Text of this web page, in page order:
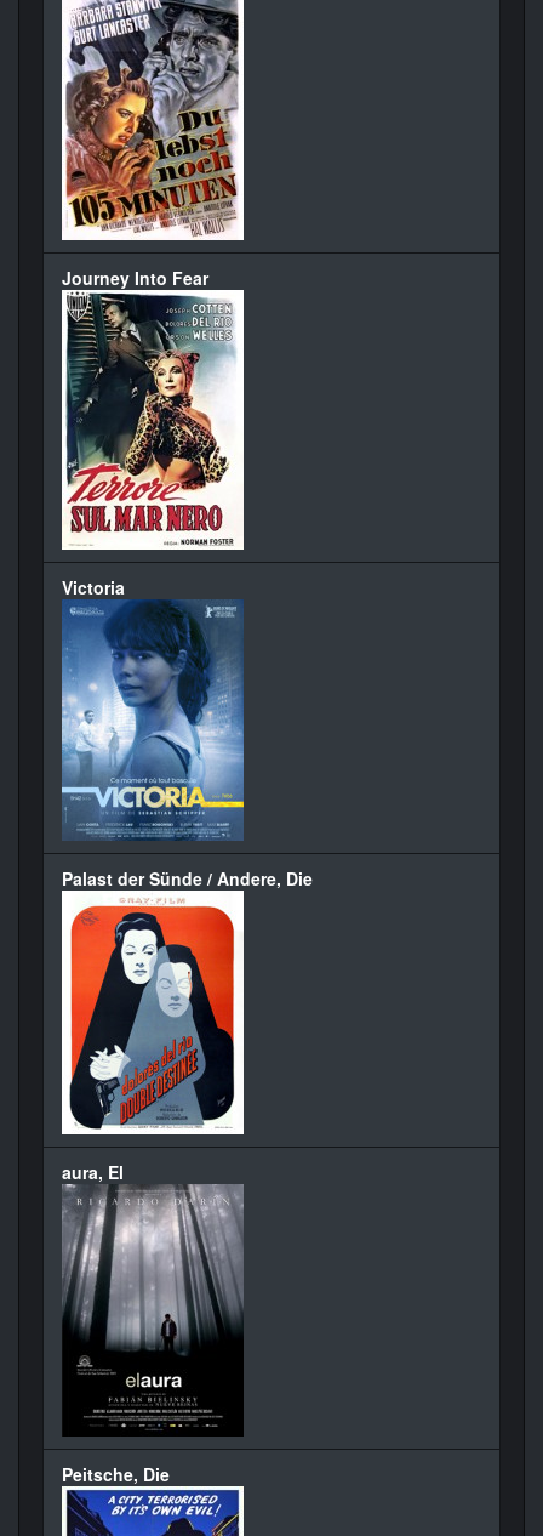
Journey Into Fear
Victoria
Palast der Sünde / Andere, Die
aura, El
Peitsche, Die